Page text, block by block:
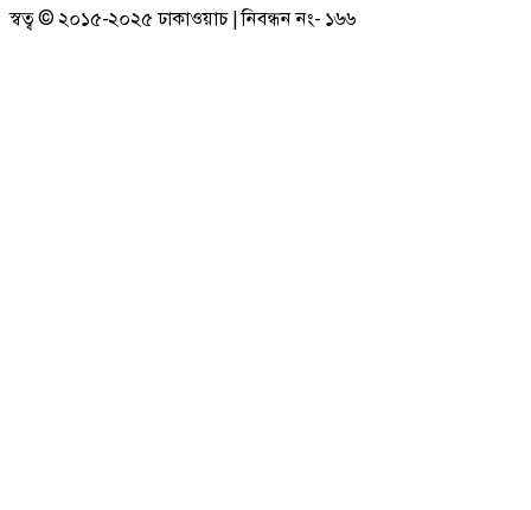
স্বত্ব © ২০১৫-২০২৫ ঢাকাওয়াচ | নিবন্ধন নং- ১৬৬